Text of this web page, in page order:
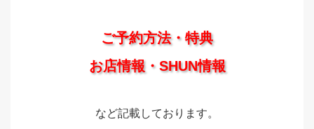
ご予約方法・特典
お店情報・SHUN情報
など記載しております。